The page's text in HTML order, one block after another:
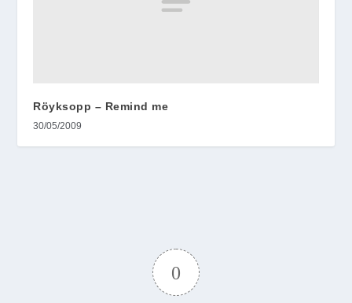
Röyksopp – Remind me
30/05/2009
0